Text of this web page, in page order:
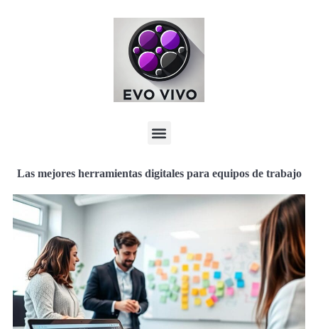
Las mejores herramientas digitales para equipos de trabajo